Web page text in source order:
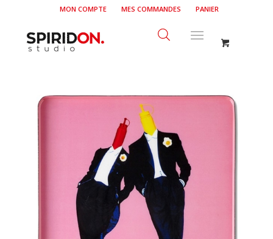
MON COMPTE MES COMMANDES PANIER